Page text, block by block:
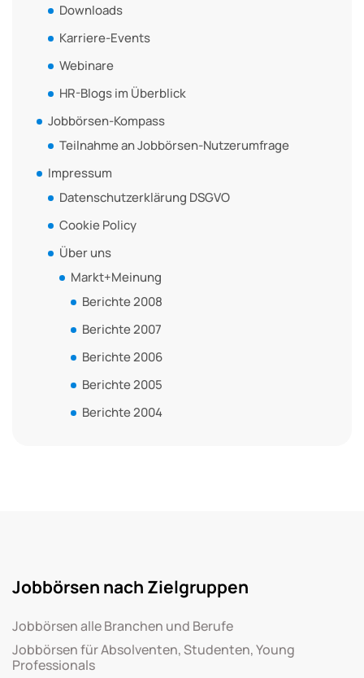
Downloads
Karriere-Events
Webinare
HR-Blogs im Überblick
Jobbörsen-Kompass
Teilnahme an Jobbörsen-Nutzerumfrage
Impressum
Datenschutzerklärung DSGVO
Cookie Policy
Über uns
Markt+Meinung
Berichte 2008
Berichte 2007
Berichte 2006
Berichte 2005
Berichte 2004
Jobbörsen nach Zielgruppen
Jobbörsen alle Branchen und Berufe
Jobbörsen für Absolventen, Studenten, Young
Professionals